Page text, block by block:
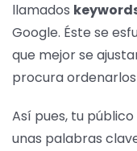
llamados
Google. Éste se
que mejor se
procura
Así pues, tu
unas palabras